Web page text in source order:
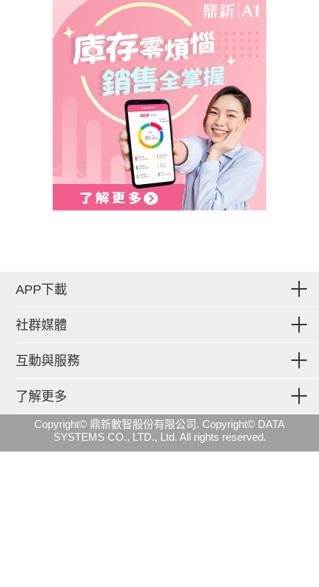
APP下載
社群媒體
互動與服務
了解更多
Copyright© 鼎新數智股份有限公司. Copyright© DATA
SYSTEMS CO., LTD., Ltd. All rights reserved.